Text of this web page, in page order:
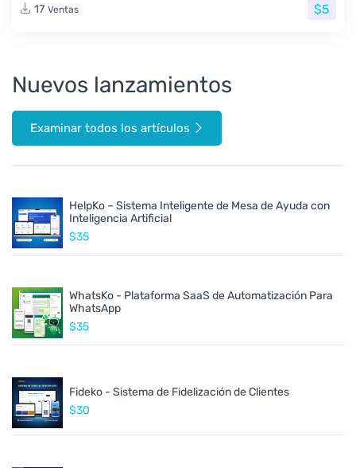
17 Ventas $5
Nuevos lanzamientos
Examinar todos los artículos
HelpKo – Sistema Inteligente de Mesa de Ayuda con
Inteligencia Artificial
$35
WhatsKo - Plataforma SaaS de Automatización Para
WhatsApp
$35
Fideko - Sistema de Fidelización de Clientes
$30